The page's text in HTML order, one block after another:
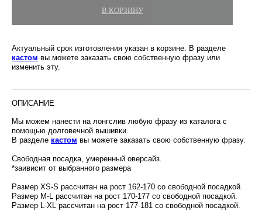
В КОРЗИНУ
Актуальный срок изготовления указан в корзине. В разделе
кастом вы можете заказать свою собственную фразу или
изменить эту.
ОПИСАНИЕ
Мы можем нанести на лонгслив любую фразу из каталога с
помощью долговечной вышивки.
В разделе кастом вы можете заказать свою собственную фразу.
Свободная посадка, умеренный оверсайз.
*заивисит от выбранного размера
Размер XS-S рассчитан на рост 162-170 со свободной посадкой.
Размер M-L рассчитан на рост 170-177 со свободной посадкой.
Размер L-XL рассчитан на рост 177-181 со свободной посадкой.